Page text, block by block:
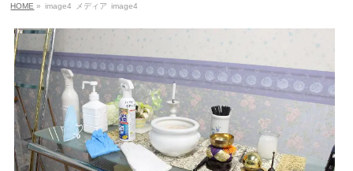
HOME » image4 メディア image4